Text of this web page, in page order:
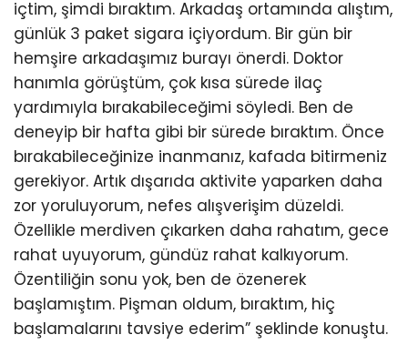
içtim, şimdi bıraktım. Arkadaş ortamında alıştım,
günlük 3 paket sigara içiyordum. Bir gün bir
hemşire arkadaşımız burayı önerdi. Doktor
hanımla görüştüm, çok kısa sürede ilaç
yardımıyla bırakabileceğimi söyledi. Ben de
deneyip bir hafta gibi bir sürede bıraktım. Önce
bırakabileceğinize inanmanız, kafada bitirmeniz
gerekiyor. Artık dışarıda aktivite yaparken daha
zor yoruluyorum, nefes alışverişim düzeldi.
Özellikle merdiven çıkarken daha rahatım, gece
rahat uyuyorum, gündüz rahat kalkıyorum.
Özentiliğin sonu yok, ben de özenerek
başlamıştım. Pişman oldum, bıraktım, hiç
başlamalarını tavsiye ederim” şeklinde konuştu.